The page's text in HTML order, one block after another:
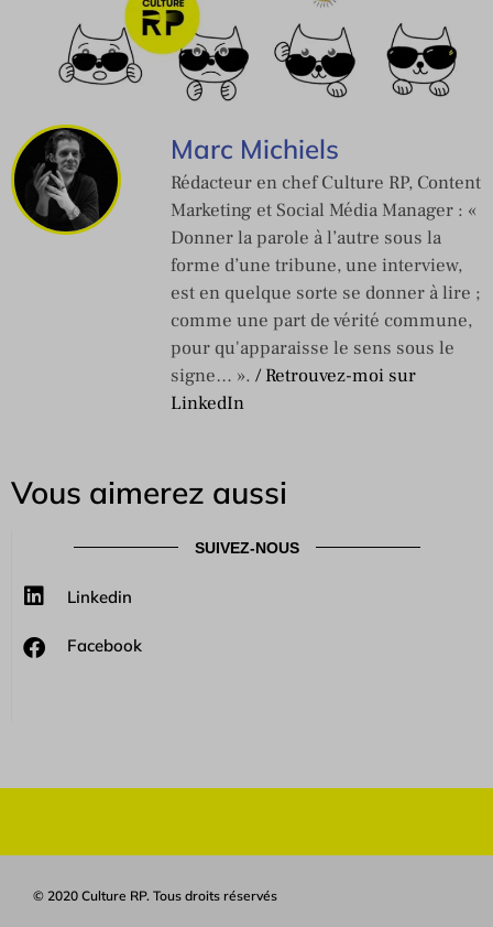
Marc Michiels
Rédacteur en chef Culture RP, Content
Marketing et Social Média Manager : «
Donner la parole à l’autre sous la
forme d’une tribune, une interview,
est en quelque sorte se donner à lire ;
comme une part de vérité commune,
pour qu'apparaisse le sens sous le
signe… ». / Retrouvez-moi sur
LinkedIn
Vous aimerez aussi
SUIVEZ-NOUS
Linkedin
Facebook
© 2020 Culture RP. Tous droits réservés